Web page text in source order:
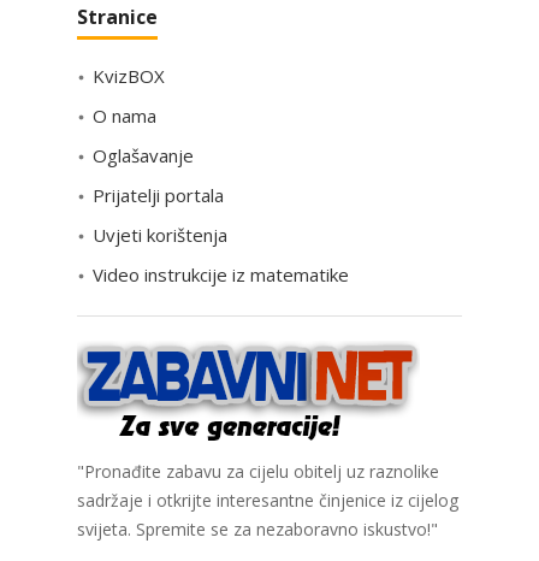
t
g
i
j
Stranice
KvizBOX
O nama
Oglašavanje
Prijatelji portala
Uvjeti korištenja
Video instrukcije iz matematike
"Pronađite zabavu za cijelu obitelj uz raznolike
sadržaje i otkrijte interesantne činjenice iz cijelog
svijeta. Spremite se za nezaboravno iskustvo!"